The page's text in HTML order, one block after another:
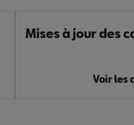
Mises à jour des
Voir les